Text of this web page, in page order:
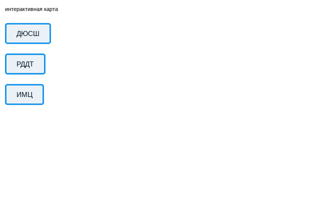
интерактивная карта
ДЮСШ
РДДТ
ИМЦ